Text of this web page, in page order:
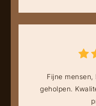
Fijne
geholpen.